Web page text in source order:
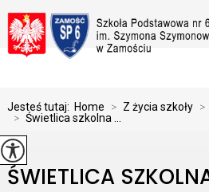
Jesteś tutaj: Home > Z życia szkoły >
> Świetlica szkolna ...
ŚWIETLICA